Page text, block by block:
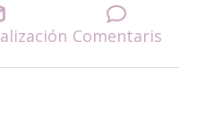
Comentaris